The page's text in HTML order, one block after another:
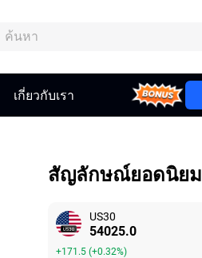
เกี่ยวกับเรา Bonus
สัญลักษณ์ยอดนิยม
US30
54025.0
+171.5(+0.32%)